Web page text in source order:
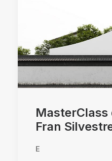
MasterClass
Fran
E